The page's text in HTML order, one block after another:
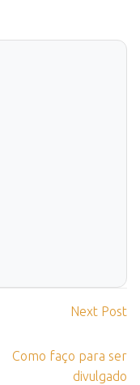
Next Post
Como faço para ser
divulgado